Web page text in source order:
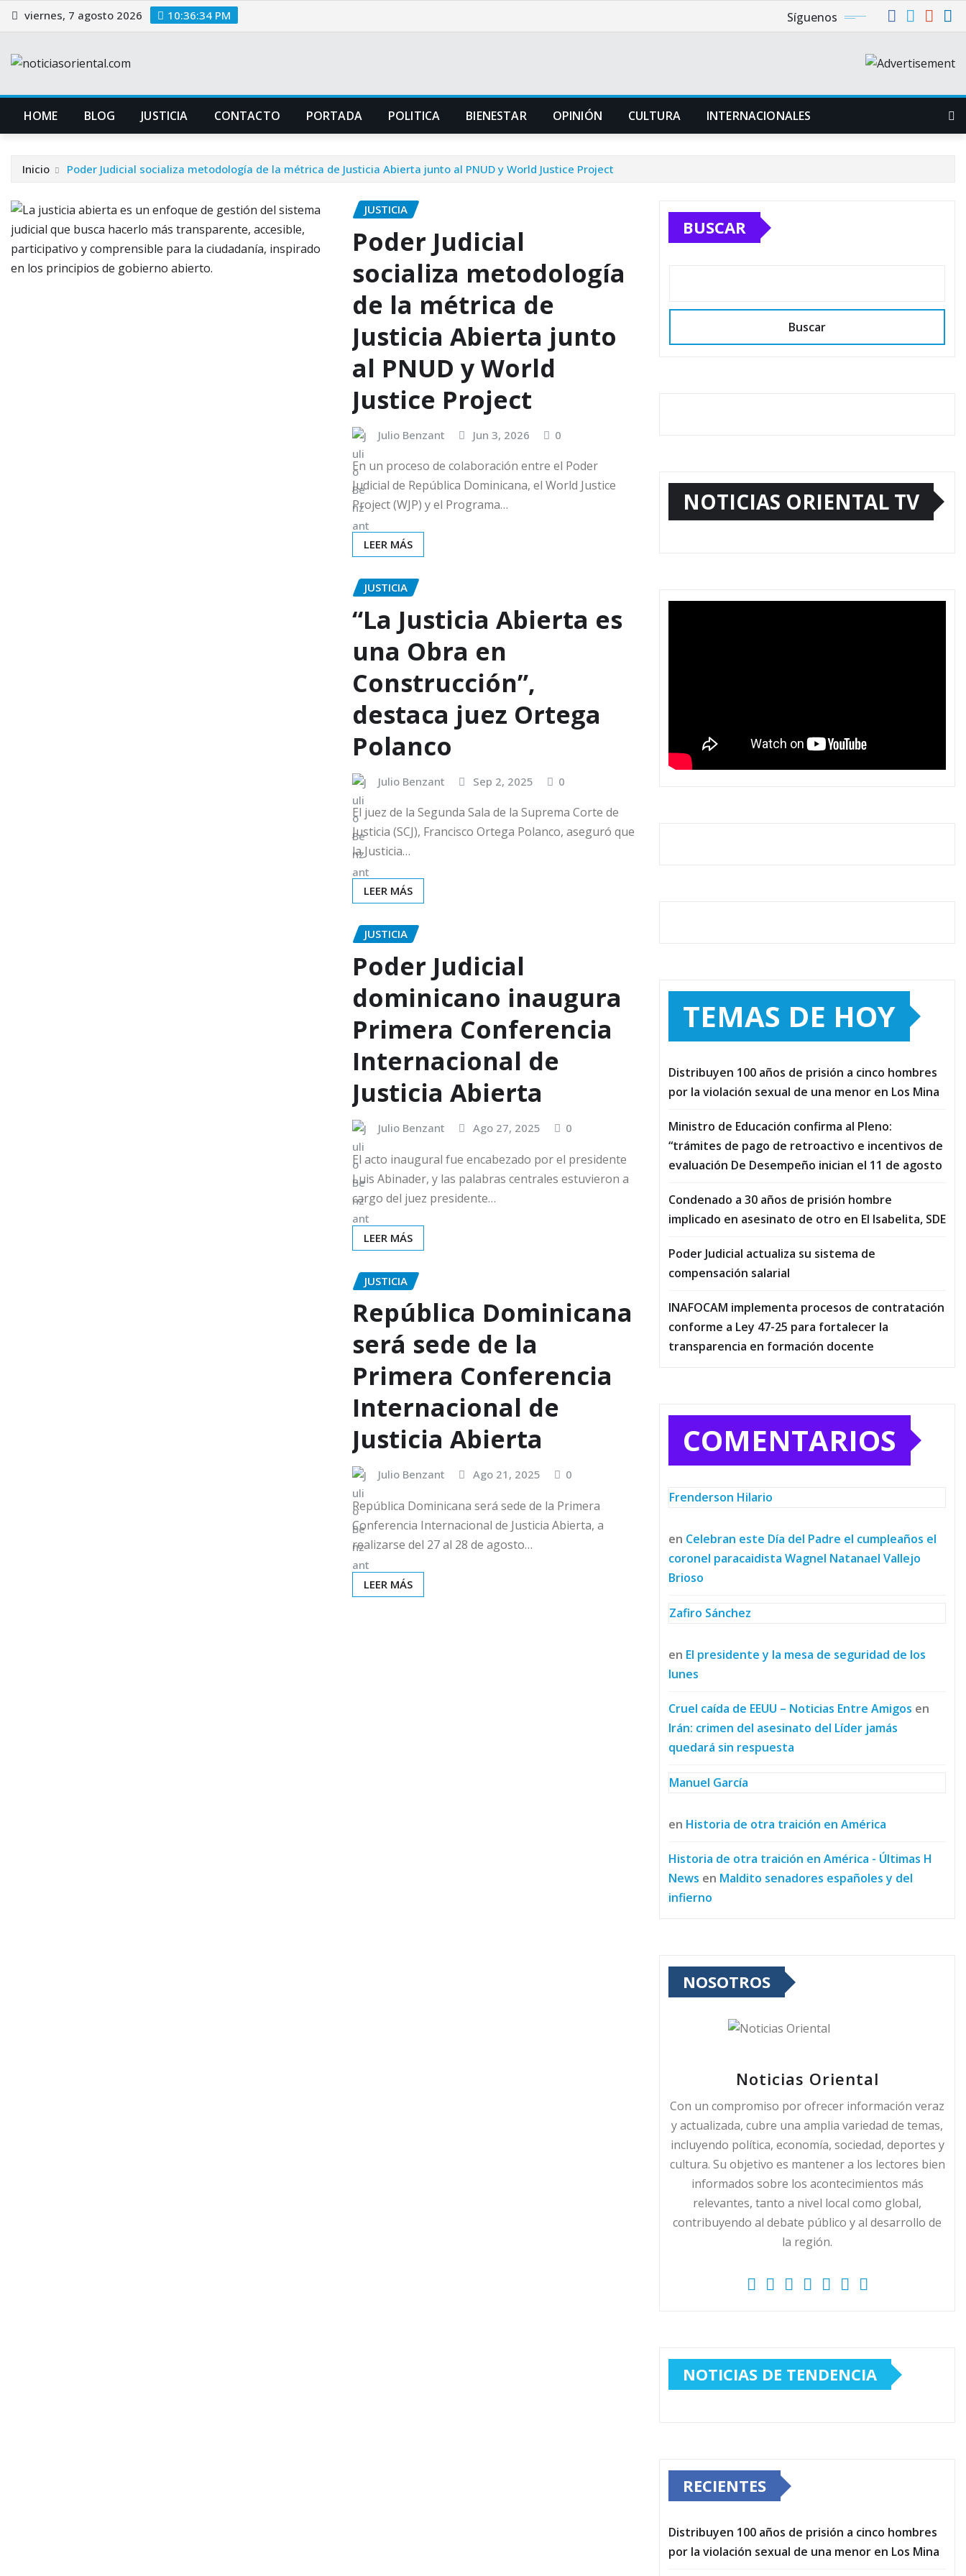
Saltar
al
viernes, 7 agosto 2026 10:36:35 PM Síguenos
HOME BLOG JUSTICIA CONTACTO PORTADA POLITICA BIENESTAR OPINIÓN CULTURA INTERNACIONALES
Inicio Poder Judicial socializa metodología de la métrica de Justicia Abierta junto al PNUD y World Justice Project
JUSTICIA
Poder Judicial
socializa metodología
de la métrica de
Justicia Abierta junto
al PNUD y World
Justice Project
Julio Benzant Jun 3, 2026 0
En un proceso de colaboración entre el Poder
Judicial de República Dominicana, el World Justice
Project (WJP) y el Programa…
LEER MÁS
JUSTICIA
“La Justicia Abierta es
una Obra en
Construcción”,
destaca juez Ortega
Polanco
Julio Benzant Sep 2, 2025 0
El juez de la Segunda Sala de la Suprema Corte de
Justicia (SCJ), Francisco Ortega Polanco, aseguró que
la Justicia…
LEER MÁS
JUSTICIA
Poder Judicial
dominicano inaugura
Primera Conferencia
Internacional de
Justicia Abierta
Julio Benzant Ago 27, 2025 0
El acto inaugural fue encabezado por el presidente
Luis Abinader, y las palabras centrales estuvieron a
cargo del juez presidente…
LEER MÁS
JUSTICIA
República Dominicana
será sede de la
Primera Conferencia
Internacional de
Justicia Abierta
Julio Benzant Ago 21, 2025 0
República Dominicana será sede de la Primera
Conferencia Internacional de Justicia Abierta, a
realizarse del 27 al 28 de agosto…
LEER MÁS
BUSCAR
Buscar
NOTICIAS ORIENTAL TV
TEMAS DE HOY
Distribuyen 100 años de prisión a cinco hombres
por la violación sexual de una menor en Los Mina
Ministro de Educación confirma al Pleno:
“trámites de pago de retroactivo e incentivos de
evaluación De Desempeño inician el 11 de agosto
Condenado a 30 años de prisión hombre
implicado en asesinato de otro en El Isabelita, SDE
Poder Judicial actualiza su sistema de
compensación salarial
INAFOCAM implementa procesos de contratación
conforme a Ley 47-25 para fortalecer la
transparencia en formación docente
COMENTARIOS
Frenderson Hilario
en Celebran este Día del Padre el cumpleaños el
coronel paracaidista Wagnel Natanael Vallejo
Brioso
Zafiro Sánchez
en El presidente y la mesa de seguridad de los
lunes
Cruel caída de EEUU – Noticias Entre Amigos en
Irán: crimen del asesinato del Líder jamás
quedará sin respuesta
Manuel García
en Historia de otra traición en América
Historia de otra traición en América - Últimas H
News en Maldito senadores españoles y del
infierno
NOSOTROS
Noticias Oriental
Con un compromiso por ofrecer información veraz
y actualizada, cubre una amplia variedad de temas,
incluyendo política, economía, sociedad, deportes y
cultura. Su objetivo es mantener a los lectores bien
informados sobre los acontecimientos más
relevantes, tanto a nivel local como global,
contribuyendo al debate público y al desarrollo de
la región.
NOTICIAS DE TENDENCIA
RECIENTES
Distribuyen 100 años de prisión a cinco hombres
por la violación sexual de una menor en Los Mina